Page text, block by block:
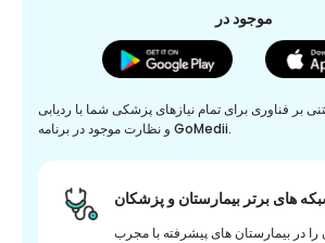
موجود در
بر فناوری برای تمام نیازهای پزشکی شما با ردیابی
و نظارت موجود در برنامه GoMedii.
های برتر بیمارستان و پزشکان
در بیمارستان های پیشرفته با مجرب